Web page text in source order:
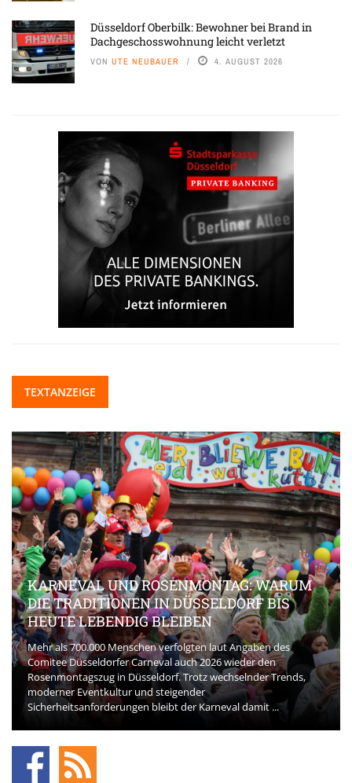
Düsseldorf Oberbilk: Bewohner bei Brand in
Dachgeschosswohnung leicht verletzt
VON UTE NEUBAUER 4. AUGUST 2026
TEXTANZEIGE
KARNEVAL UND ROSENMONTAG: WARUM
DIE TRADITIONEN IN DÜSSELDORF BIS
HEUTE LEBENDIG BLEIBEN
Mehr als 700.000 Menschen verfolgten laut Angaben des
Comitee Düsseldorfer Carneval auch 2026 wieder den
Rosenmontagszug in Düsseldorf. Trotz wechselnder Trends,
moderner Eventkultur und steigender
Sicherheitsanforderungen bleibt der Karneval damit ...